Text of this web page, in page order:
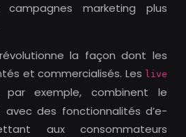
marketing plus
la façon dont les
et commercialisés. Les live
par exemple, combinent le
des fonctionnalités d’e-
aux consommateurs